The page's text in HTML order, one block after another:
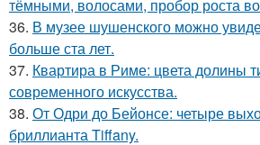
тёмными, волосами, пробор роста
36. В музее шушенского можно
больше ста лет.
37. Квартира в Риме: цвета долины
современного искусства.
38. От Одри до Бейонсе: четыре
бриллианта Tiffany.